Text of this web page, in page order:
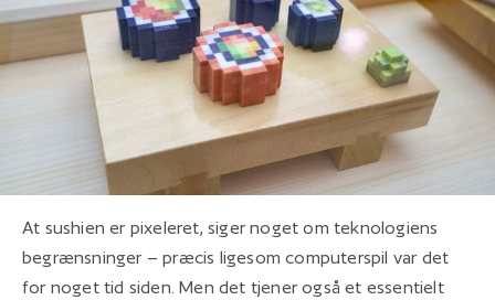
At sushien er pixeleret, siger noget om teknologiens
begrænsninger – præcis ligesom computerspil var det
for noget tid siden. Men det tjener også et essentielt